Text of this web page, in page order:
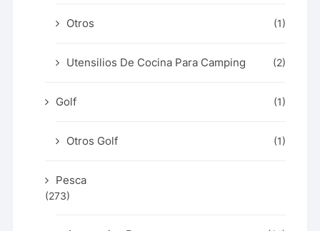
Otros (1)
Utensilios De Cocina Para Camping (2)
Golf (1)
Otros Golf (1)
Pesca
(273)